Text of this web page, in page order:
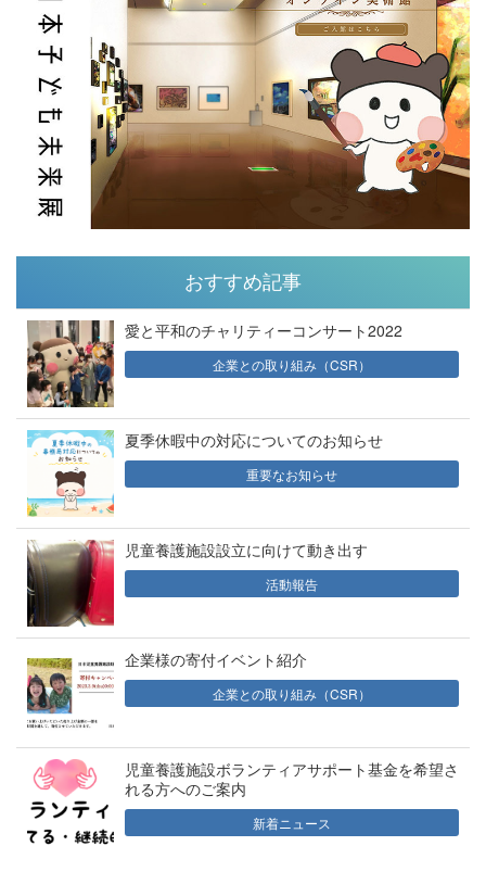
おすすめ記事
愛と平和のチャリティーコンサート2022
企業との取り組み（CSR）
夏季休暇中の対応についてのお知らせ
重要なお知らせ
児童養護施設設立に向けて動き出す
活動報告
企業様の寄付イベント紹介
企業との取り組み（CSR）
児童養護施設ボランティアサポート基金を希望さ
れる方へのご案内
新着ニュース